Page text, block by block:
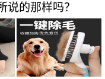
说的那样吗？